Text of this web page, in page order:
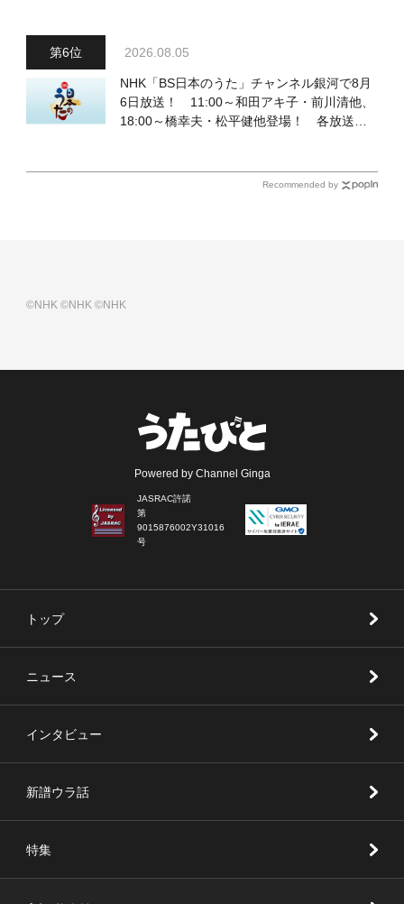
2026.08.05
NHK「BS日本のうた」チャンネル銀河で8月
6日放送！ 11:00～和田アキ子・前川清他、
18:00～橋幸夫・松平健他登場！ 各放送回
Recommended by
©NHK©NHK©NHK
Powered by Channel Ginga
JASRAC許諾
第
9015876002Y31016
号
トップ
ニュース
インタビュー
新譜ウラ話
特集